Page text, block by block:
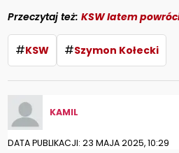
Przeczytaj też:KSW latem
#KSW #Szymon Kołecki
KAMIL
DATA PUBLIKACJI: 23 MAJA 2025, 10:29